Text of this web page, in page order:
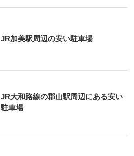
JR加美駅周辺の安い駐車場
JR大和路線の郡山駅周辺にある安い
駐車場